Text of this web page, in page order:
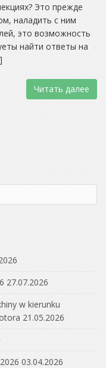
Это прежде
наладить с ним
это возможность
найти ответы на
Читать далее
27.07.2026
w kierunku
21.05.2026
03.04.2026